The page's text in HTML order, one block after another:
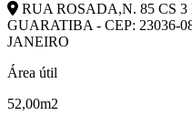
RUA ROSADA,N. 85 CS 3
GUARATIBA - CEP: 23036-
JANEIRO
Área útil
52,00m2